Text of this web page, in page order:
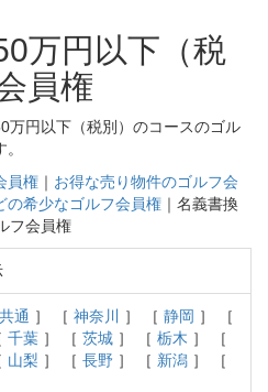
万円以下（税
員権
万円以下（税別）のコースのゴル
員権 ｜ お得な売り物件のゴルフ会
の希少なゴルフ会員権 ｜名義書換
フ会員権
通 ］ ［ 神奈川 ］ ［ 静岡 ］ ［
千葉 ］ ［ 茨城 ］ ［ 栃木 ］ ［
山梨 ］ ［ 長野 ］ ［ 新潟 ］ ［